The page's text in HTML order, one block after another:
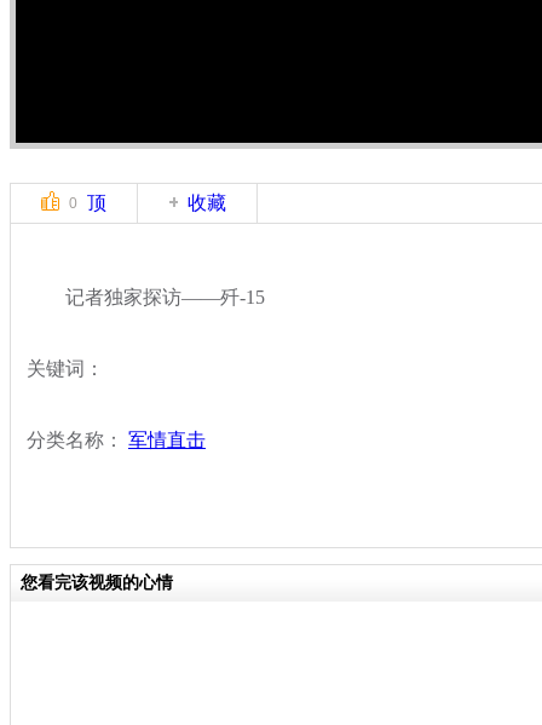
0 顶 收藏
记者独家探访——歼-15
关键词：
分类名称： 军情直击
您看完该视频的心情